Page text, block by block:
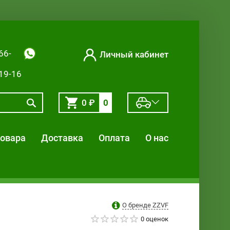
16
Личный кабинет
0 ₽ 0
Доставка Оплата О нас
О бренде ZZVF
0 оценок